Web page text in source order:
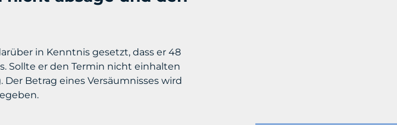
in Kenntnis gesetzt, dass er 48
Sollte er den Termin nicht einhalten
Betrag eines Versäumnisses wird